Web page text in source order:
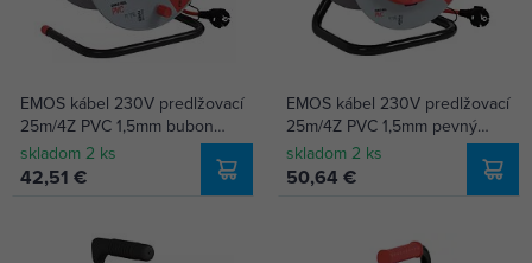
EMOS kábel 230V predlžovací
25m/4Z PVC 1,5mm bubon
P19425
skladom 2 ks
42,51 €
EMOS kábel 230V predlžovací
25m/4Z PVC 1,5mm pevný
stred bubon P19425P
skladom 2 ks
50,64 €